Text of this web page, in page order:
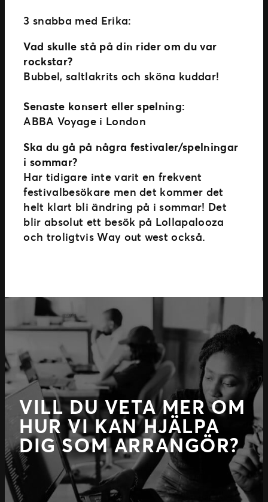
3 snabba med Erika:
Vad skulle stå på din rider om du var
rockstar?
Bubbel, saltlakrits och sköna kuddar!
Senaste konsert eller spelning:
ABBA Voyage i London
Ska du gå på några festivaler/spelningar
i sommar?
Har tidigare inte varit en frekvent
festivalbesökare men det kommer det
helt klart bli ändring på i sommar! Det
blir absolut ett besök på Lollapalooza
och troligtvis Way out west också.
VILL DU VETA MER OM
HUR VI KAN HJÄLPA
DIG SOM ARRANGÖR?